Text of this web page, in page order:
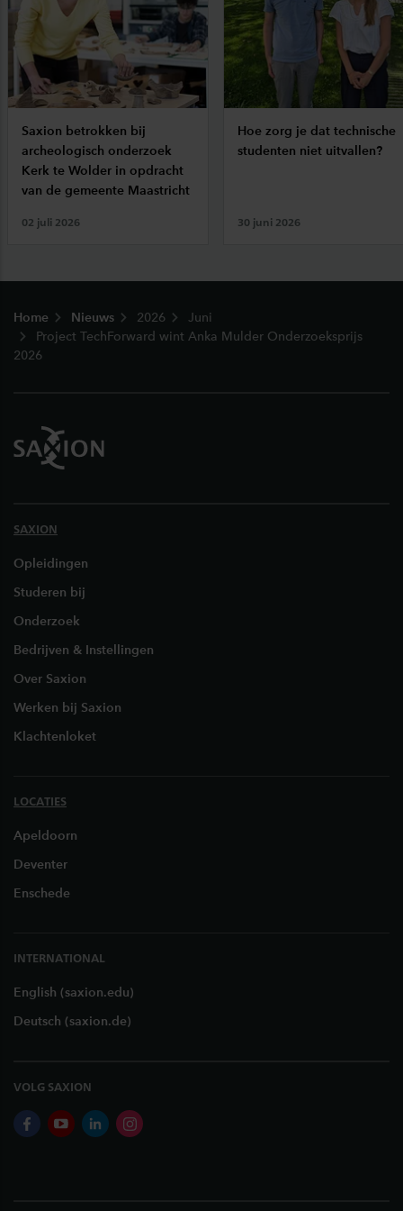
Saxion betrokken bij
archeologisch onderzoek
Kerk te Wolder in opdracht
van de gemeente Maastricht
02 juli 2026
Hoe zorg je dat technische
studenten niet uitvallen?
30 juni 2026
Home Nieuws 2026
Juni
Project TechForward wint Anka Mulder Onderzoeksprijs
2026
SAXION
Opleidingen
Studeren bij
Onderzoek
Bedrijven & Instellingen
Over Saxion
Werken bij Saxion
Klachtenloket
LOCATIES
Apeldoorn
Deventer
Enschede
INTERNATIONAL
English (saxion.edu)
Deutsch (saxion.de)
VOLG SAXION
facebookyoutubelinkedininstagram